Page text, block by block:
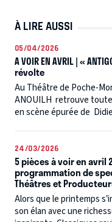
À LIRE AUSSI
05/04/2026
A VOIR EN AVRIL | «
révolte
Au Théâtre de Poche-
ANOUILH retrouve
en scène épurée de
24/03/2026
5 pièces à voir en avril
programmation de
Théâtres et
Alors que le printemps
son élan avec une